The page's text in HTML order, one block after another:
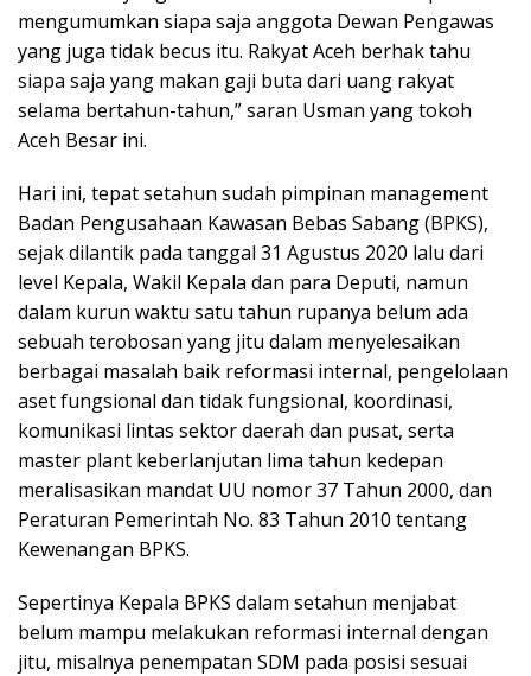
mengumumkan siapa saja anggota Dewan Pengawas
yang juga tidak becus itu. Rakyat Aceh berhak tahu
siapa saja yang makan gaji buta dari uang rakyat
selama bertahun-tahun,” saran Usman yang tokoh
Aceh Besar ini.
Hari ini, tepat setahun sudah pimpinan management
Badan Pengusahaan Kawasan Bebas Sabang (BPKS),
sejak dilantik pada tanggal 31 Agustus 2020 lalu dari
level Kepala, Wakil Kepala dan para Deputi, namun
dalam kurun waktu satu tahun rupanya belum ada
sebuah terobosan yang jitu dalam menyelesaikan
berbagai masalah baik reformasi internal, pengelolaan
aset fungsional dan tidak fungsional, koordinasi,
komunikasi lintas sektor daerah dan pusat, serta
master plant keberlanjutan lima tahun kedepan
meralisasikan mandat UU nomor 37 Tahun 2000, dan
Peraturan Pemerintah No. 83 Tahun 2010 tentang
Kewenangan BPKS.
Sepertinya Kepala BPKS dalam setahun menjabat
belum mampu melakukan reformasi internal dengan
jitu, misalnya penempatan SDM pada posisi sesuai